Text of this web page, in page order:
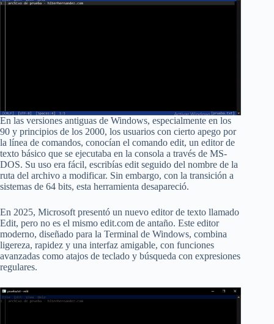
En las versiones antiguas de Windows, especialmente en los
90 y principios de los 2000, los usuarios con cierto apego por
la línea de comandos, conocían el comando edit, un editor de
texto básico que se ejecutaba en la consola a través de MS-
DOS. Su uso era fácil, escribías edit seguido del nombre de la
ruta del archivo a modificar. Sin embargo, con la transición a
sistemas de 64 bits, esta herramienta desapareció.
En 2025, Microsoft presentó un nuevo editor de texto llamado
Edit, pero no es el mismo edit.com de antaño. Este editor
moderno, diseñado para la Terminal de Windows, combina
ligereza, rapidez y una interfaz amigable, con funciones
avanzadas como atajos de teclado y búsqueda con expresiones
regulares.